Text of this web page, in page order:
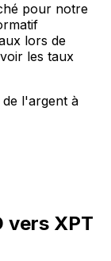
pour notre
lors de
les taux
l'argent à
vers XPT